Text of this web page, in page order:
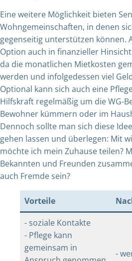
Eine weitere Möglichkeit bieten
Wohngemeinschaften, in denen
gegenseitig unterstützen können.
Option auch in finanzieller
da die monatlichen Mietkosten
werden und infolgedessen viel
Optional kann sich auch eine
Hilfskraft regelmäßig um die WG-
Bewohner kümmern oder im
Dennoch sollte man sich diese
gehen lassen und überlegen: Mit
möchte ich mein Zuhause teilen?
Bekannten und Freunden
auch Fremde sein?
Vorteile
- soziale Kontakte
- Pflege kann
gemeinsam in
-